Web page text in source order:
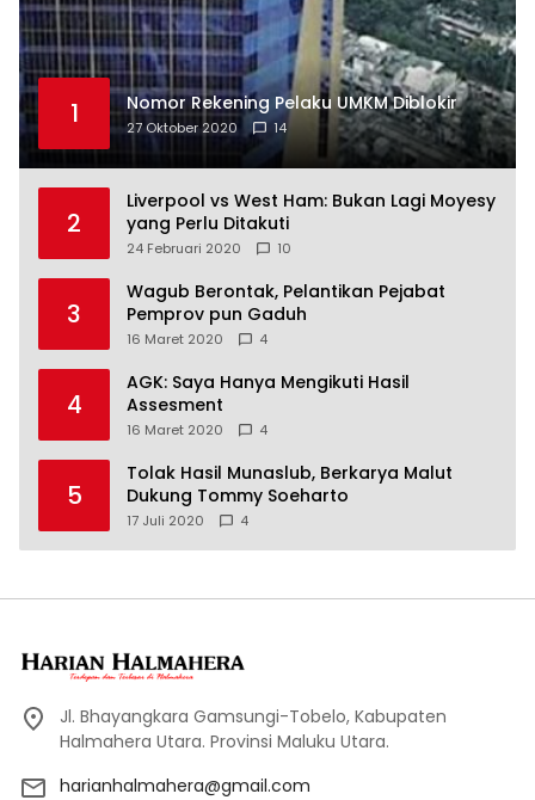
1 Nomor Rekening Pelaku UMKM Diblokir
27 Oktober 2020 14
2
Liverpool vs West Ham: Bukan Lagi Moyesy
yang Perlu Ditakuti
24 Februari 2020 10
3
Wagub Berontak, Pelantikan Pejabat
Pemprov pun Gaduh
16 Maret 2020 4
4
AGK: Saya Hanya Mengikuti Hasil
Assesment
16 Maret 2020 4
5
Tolak Hasil Munaslub, Berkarya Malut
Dukung Tommy Soeharto
17 Juli 2020 4
Jl. Bhayangkara Gamsungi-Tobelo, Kabupaten
Halmahera Utara. Provinsi Maluku Utara.
harianhalmahera@gmail.com